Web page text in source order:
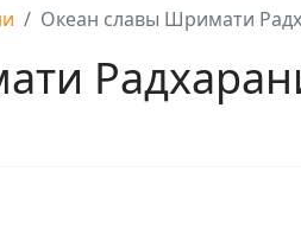
Океан славы Шримати